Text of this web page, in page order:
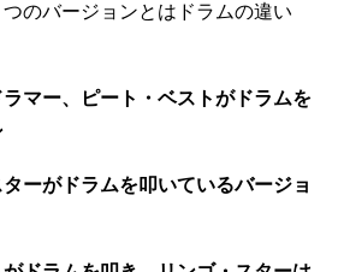
のバージョンとはドラムの違い
マー、ピート・ベストがドラムを
ーがドラムを叩いているバージョ